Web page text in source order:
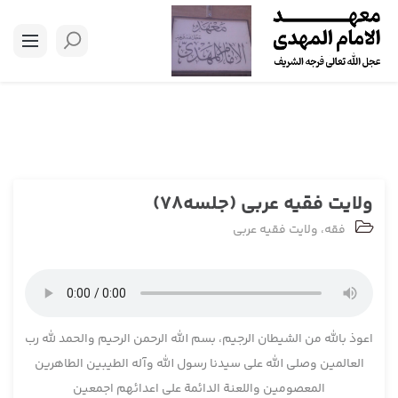
ولایت فقیه عربی (جلسه78)
فقه، ولایت فقیه عربی
اعوذ بالله من الشیطان الرجیم، بسم الله الرحمن الرحیم والحمد لله رب
العالمین وصلی الله علی سیدنا رسول الله وآله الطیبین الطاهرین
المعصومین واللعنة الدائمة علی اعدائهم اجمعین